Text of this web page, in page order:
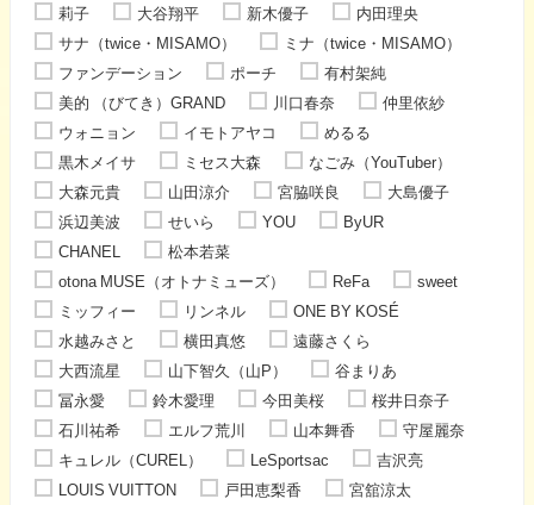
莉子
大谷翔平 新木優子
内田理央
サナ（twice・MISAMO）
ミナ（twice・MISAMO）
ファンデーション
ポーチ
有村架純
美的 （びてき）GRAND
川口春奈
仲里依紗
ウォニョン
イモトアヤコ
めるる
黒木メイサ
ミセス大森
なごみ（YouTuber）
大森元貴
山田涼介 宮脇咲良
大島優子
浜辺美波
せいら YOU
ByUR
CHANEL
松本若菜
otona MUSE（オトナミューズ）
ReFa
sweet
ミッフィー
リンネル
ONE BY KOSÉ
水越みさと
横田真悠
遠藤さくら
大西流星
山下智久（山P）
谷まりあ
冨永愛
鈴木愛理 今田美桜
桜井日奈子
石川祐希
エルフ荒川 山本舞香
守屋麗奈
キュレル（CUREL）
LeSportsac
吉沢亮
LOUIS VUITTON
戸田恵梨香
宮舘涼太